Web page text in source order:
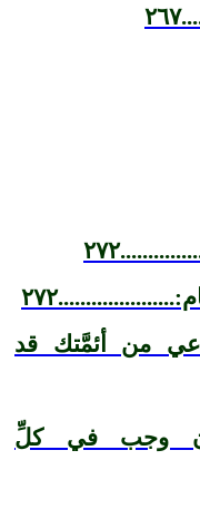
من أئمَّتك قد
وجب في كلِّ